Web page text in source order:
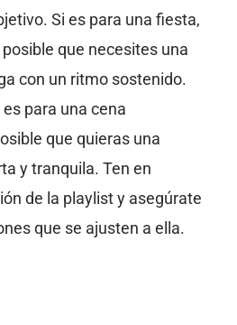
Si es para una fiesta,
que necesites una
con un ritmo sostenido.
para una cena
que quieras una
y tranquila. Ten en
de la playlist y asegúrate
que se ajusten a ella.